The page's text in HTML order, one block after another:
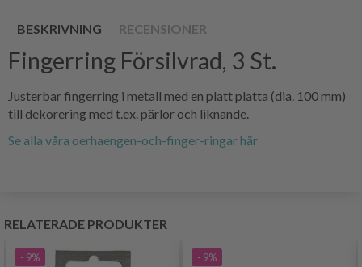
BESKRIVNING RECENSIONER
Fingerring Försilvrad, 3 St.
Justerbar fingerring i metall med en platt platta (dia. 100 mm)
till dekorering med t.ex. pärlor och liknande.
Se alla våra oerhaengen-och-finger-ringar här
RELATERADE PRODUKTER
- 9% - 9%